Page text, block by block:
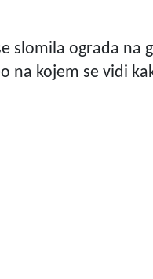
slomila ograda na
na kojem se vidi